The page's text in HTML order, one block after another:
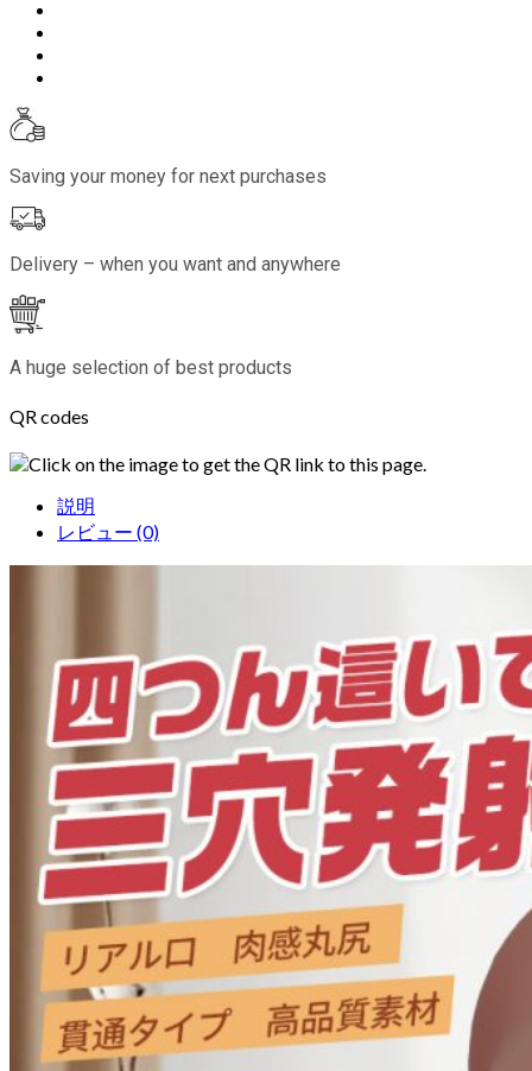
Saving your money for next purchases
Delivery – when you want and anywhere
A huge selection of best products
QR codes
Click on the image to get the QR link to this page.
説明
レビュー (0)